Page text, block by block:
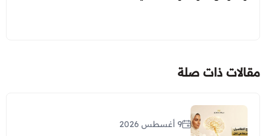
مقالات ذات صلة
9 أغسطس 2026